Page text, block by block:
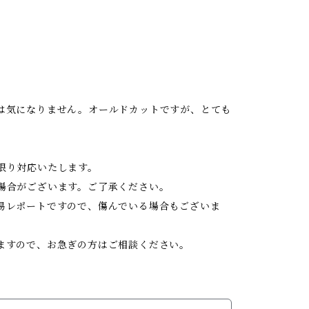
になりません。オールドカットですが、とても
対応いたします。
がございます。ご了承ください。
ポートですので、傷んでいる場合もございま
ので、お急ぎの方はご相談ください。